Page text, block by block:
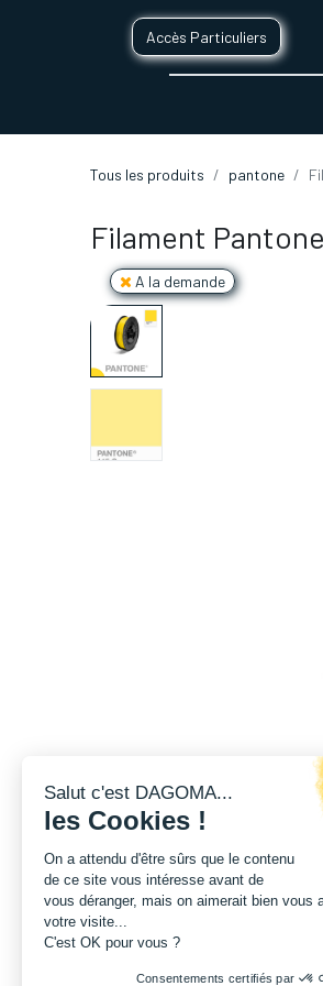
Accès Particuliers
Tous les produits pantone
Filament
A la demande
Salut c'est DAGOMA...
les Cookies !
On a attendu d'être sûrs que le contenu
de ce site vous intéresse avant de
vous déranger, mais on aimerait bien vous
votre visite...
C'est OK pour vous ?
Consentements certifiés par